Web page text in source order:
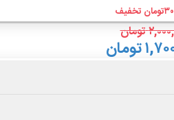
تومان تخفیف
تومان
تومان